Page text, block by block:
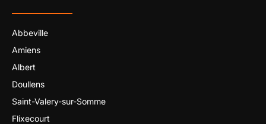
Abbeville
Amiens
Albert
Doullens
Saint-Valery-sur-Somme
Flixecourt